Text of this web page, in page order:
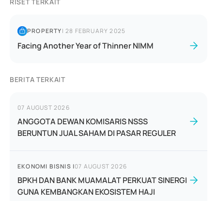
PROPERTY|28 FEBRUARY 2025
Facing Another Year of Thinner NIMM
BERITA TERKAIT
07 AUGUST 2026
ANGGOTA DEWAN KOMISARIS NSSS
BERUNTUN JUAL SAHAM DI PASAR REGULER
EKONOMI BISNIS |07 AUGUST 2026
BPKH DAN BANK MUAMALAT PERKUAT SINERGI
GUNA KEMBANGKAN EKOSISTEM HAJI